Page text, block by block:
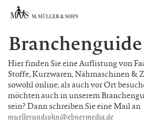
Branchenguide
Hier finden Sie eine Auflistung von
Stoffe, Kurzwaren, Nähmaschinen &
sowohl online, als auch vor Ort
möchten auch in unserem
sein? Dann schreiben Sie eine Mail an
muellerundsohn@ebnermedia.de